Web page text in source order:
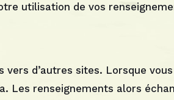
utilisation de vos
d’autres sites. Lorsque
Les renseignements alors